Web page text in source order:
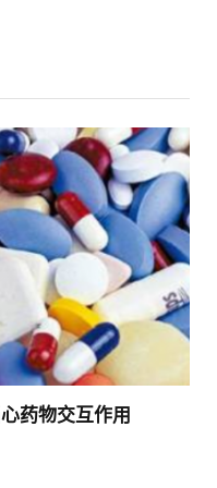
药物交互作用